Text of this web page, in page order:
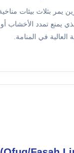
يمر بثلاث بيئات
يمنع تمدد الأخشاب أو
العالية في المنامة.